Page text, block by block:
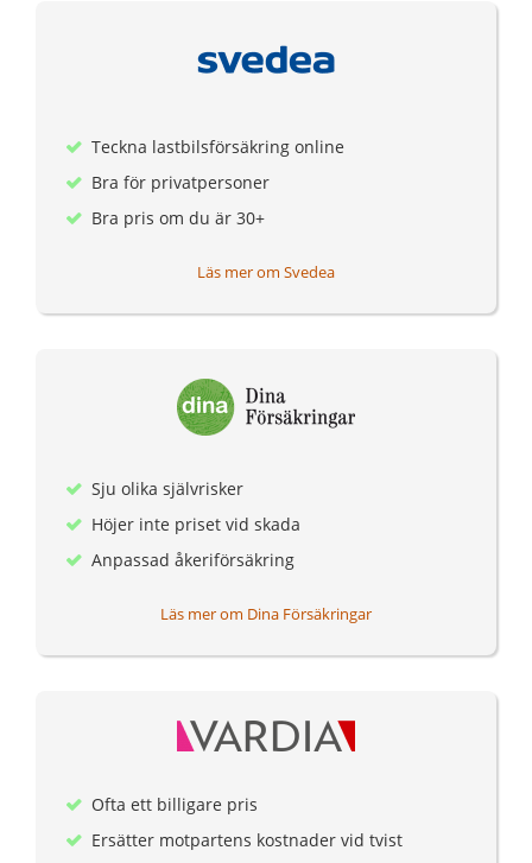
Teckna lastbilsförsäkring online
Bra för privatpersoner
Bra pris om du är 30+
Läs mer om Svedea
Sju olika självrisker
Höjer inte priset vid skada
Anpassad åkeriförsäkring
Läs mer om Dina Försäkringar
Ofta ett billigare pris
Ersätter motpartens kostnader vid tvist